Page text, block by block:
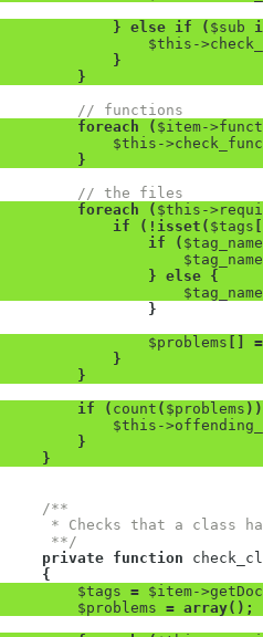
} else if ( $sub
$this ->
}
}
// functions
foreach ( $item->
$this ->
}
// the files
foreach ( $this ->
if ( ! isset ( $tags
if ( $tag_name
$tag_name
} else {
$tag_name
}
$problems
=
}
}
if ( count ( $problems ) )
$this ->
}
}
/**
* Checks that a class
**/
private function
{
$tags = $item->
$problems = array( ) ;